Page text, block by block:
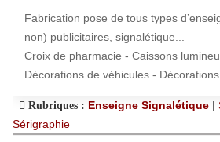
Fabrication pose de tous types
non) publicitaires, signalétique...
Croix de pharmacie - Caissons
Décorations de véhicules -
Rubriques : Enseigne Signalétique |
Sérigraphie